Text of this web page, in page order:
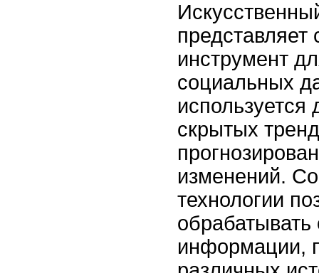
инструмент
социальных
скрытых
изменений.
технологии
информации,